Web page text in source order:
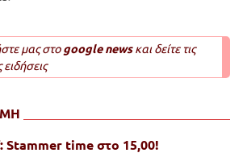
μας στοgoogle newsκαι δείτε τις
ειδήσεις
Stammer time στο 15,00!